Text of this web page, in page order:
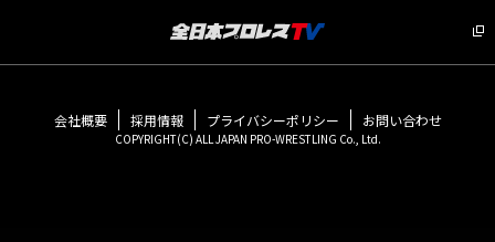
会社概要 採用情報 プライバシーポリシー お問い合わせ
COPYRIGHT(C) ALL JAPAN PRO-WRESTLING Co., Ltd.